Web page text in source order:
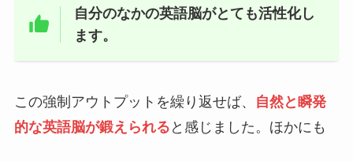
自分のなかの英語脳がとても活性化し
ます。
この強制アウトプットを繰り返せば、
自然と瞬発
的な英語脳が鍛えられる と感じました。ほかにも